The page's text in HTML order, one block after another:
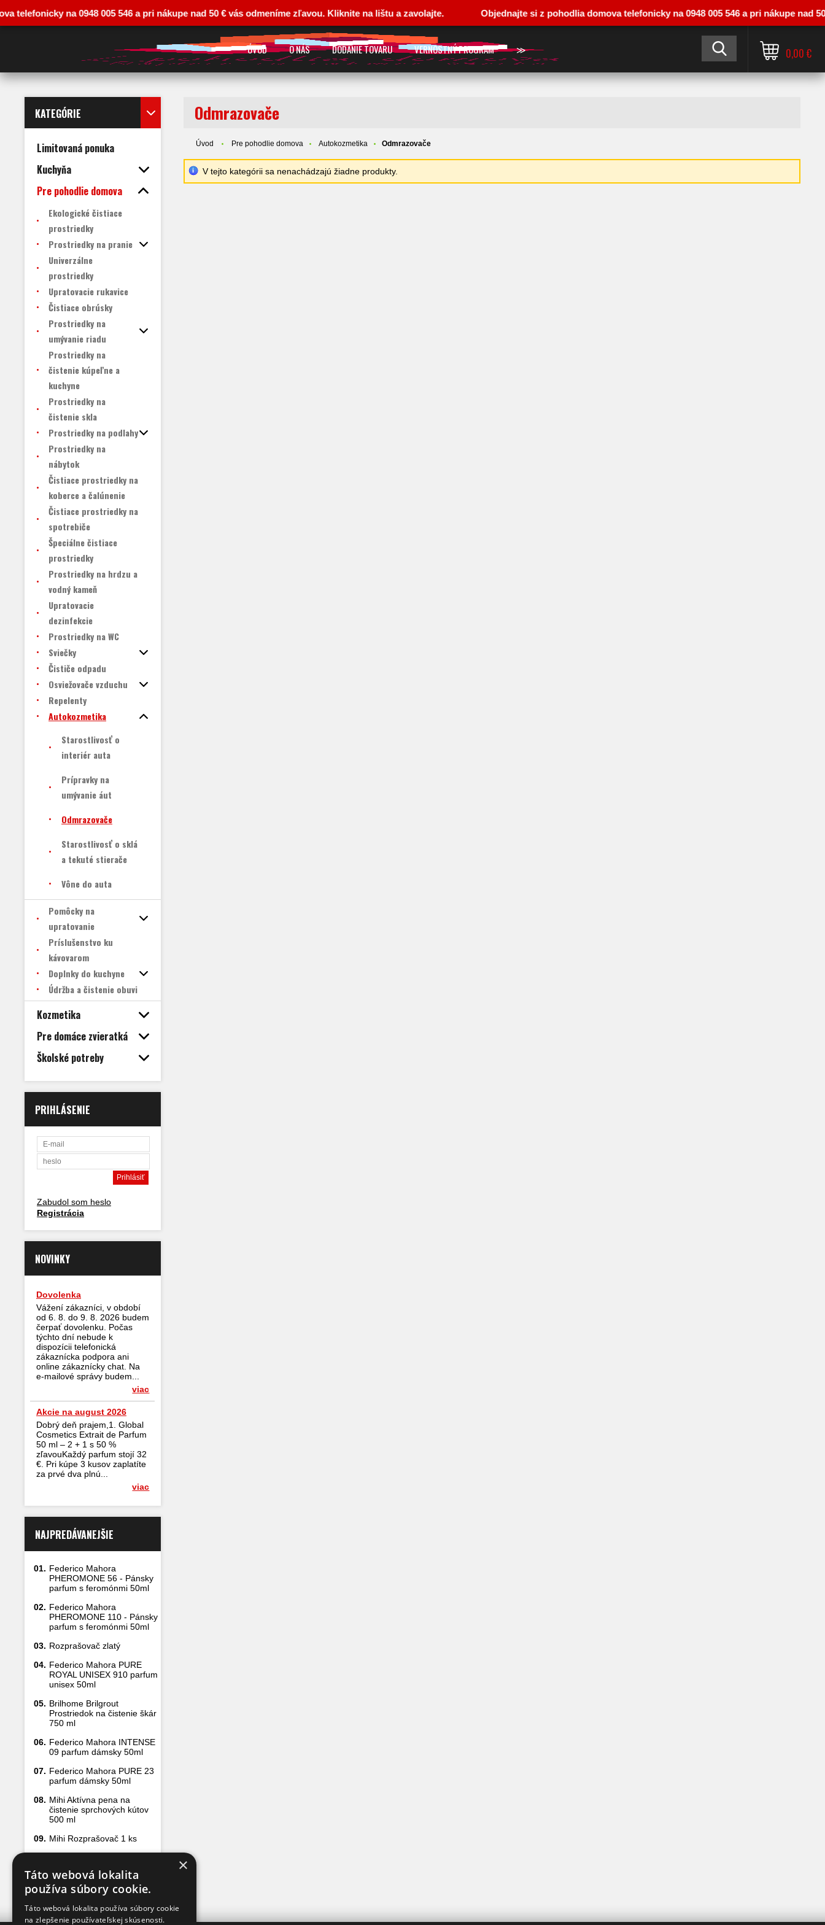
ÚVOD O NÁS DODANIE TOVARU VERNOSTNÝ PROGRAM ≫ 0,00 €
KATEGÓRIE
Limitovaná ponuka
Kuchyňa
Pre pohodlie domova
Ekologické čistiace
prostriedky
Prostriedky na pranie
Univerzálne
prostriedky
Upratovacie rukavice
Čistiace obrúsky
Prostriedky na
umývanie riadu
Prostriedky na
čistenie kúpeľne a
kuchyne
Prostriedky na
čistenie skla
Prostriedky na podlahy
Prostriedky na
nábytok
Čistiace prostriedky na
koberce a čalúnenie
Čistiace prostriedky na
spotrebiče
Špeciálne čistiace
prostriedky
Prostriedky na hrdzu a
vodný kameň
Upratovacie
dezinfekcie
Prostriedky na WC
Sviečky
Čističe odpadu
Osviežovače vzduchu
Repelenty
Autokozmetika
Starostlivosť o
interiér auta
Prípravky na
umývanie áut
Odmrazovače
Starostlivosť o sklá
a tekuté stierače
Vône do auta
Pomôcky na
upratovanie
Príslušenstvo ku
kávovarom
Doplnky do kuchyne
Údržba a čistenie obuvi
Kozmetika
Pre domáce zvieratká
Školské potreby
PRIHLÁSENIE
Zabudol som heslo
Registrácia
NOVINKY
Dovolenka
Vážení zákazníci, v období
od 6. 8. do 9. 8. 2026 budem
čerpať dovolenku. Počas
týchto dní nebude k
dispozícii telefonická
zákaznícka podpora ani
online zákaznícky chat. Na
e-mailové správy budem...
viac
Akcie na august 2026
Dobrý deň prajem,1. Global
Cosmetics Extrait de Parfum
50 ml – 2 + 1 s 50 %
zľavouKaždý parfum stojí 32
€. Pri kúpe 3 kusov zaplatíte
za prvé dva plnú...
viac
NAJPREDÁVANEJŠIE
01. Federico Mahora
PHEROMONE 56 - Pánsky
parfum s feromónmi 50ml
02. Federico Mahora
PHEROMONE 110 - Pánsky
parfum s feromónmi 50ml
03. Rozprašovač zlatý
04. Federico Mahora PURE
ROYAL UNISEX 910 parfum
unisex 50ml
05. Brilhome Brilgrout
Prostriedok na čistenie škár
750 ml
06. Federico Mahora INTENSE
09 parfum dámsky 50ml
07. Federico Mahora PURE 23
parfum dámsky 50ml
08. Mihi Aktívna pena na
čistenie sprchových kútov
500 ml
09. Mihi Rozprašovač 1 ks
Odmrazovače
Úvod Pre pohodlie domova Autokozmetika Odmrazovače
V tejto kategórii sa nenachádzajú žiadne produkty.
na 0948 005 546 a pri nákupe nad 50 € vás odmeníme zľavou. Kliknite na lištu a zavolajte. Objednajte si z pohodlia domova telefonicky na 0948 005 546 a pri nákupe nad 50 €
×
Táto webová lokalita
používa súbory cookie.
Táto webová lokalita používa súbory cookie
na zlepšenie používateľskej skúsenosti.